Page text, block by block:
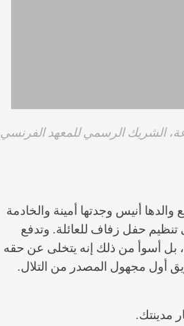
الشريك الرسمي للمعهد الفرنسي
أنيس وجدتها أمينة والخادمة
حفل زفاف للعائلة. وتدفع
بل أسوأ من ذلك إنه يتخلى عن حقه
أول مجهول المصدر من التلال.
مدينتك.